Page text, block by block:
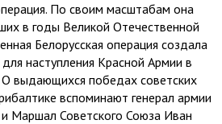
По своим масштабам она
в годы Великой Отечественной
Белорусская операция создала
наступления Красной Армии в
О выдающихся победах советских
вспоминают генерал армии
Маршал Советского Союза Иван